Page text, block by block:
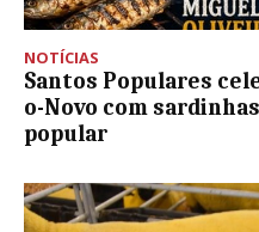
NOTÍCIAS
Santos Populares
o-Novo com
popular